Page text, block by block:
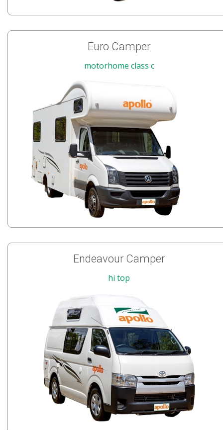
Euro Camper
motorhome class c
Endeavour Camper
hi top